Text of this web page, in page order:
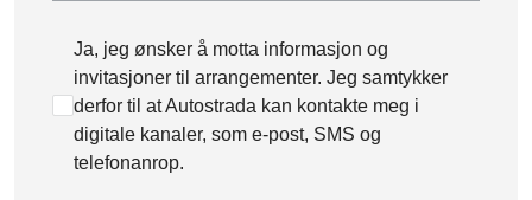
Ja, jeg ønsker å motta informasjon og
invitasjoner til arrangementer. Jeg samtykker
derfor til at Autostrada kan kontakte meg i
digitale kanaler, som e-post, SMS og
telefonanrop.